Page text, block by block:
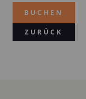
BUCHEN
ZURÜCK